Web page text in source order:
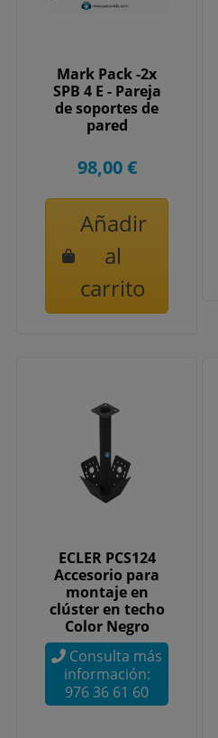
Mark Pack -2x
SPB 4 E - Pareja
de soportes de
pared
98,00 €
Añadir
al
carrito
ECLER PCS124
Accesorio para
montaje en
clúster en techo
Color Negro
Consulta más
información:
976 36 61 60